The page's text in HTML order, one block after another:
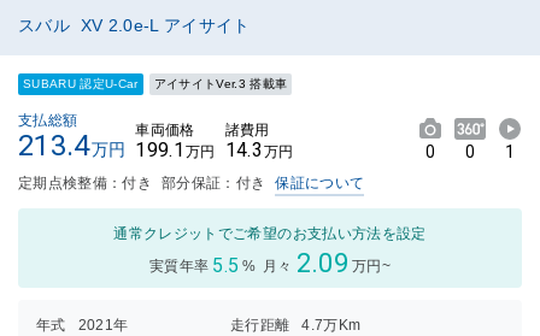
スバル XV 2.0e-L アイサイト
SUBARU 認定U-Car アイサイトVer.3 搭載車
支払総額
213.4万円
車両価格
199.1 万円
諸費用
14.3 万円 0 0 1
定期点検整備：付き 部分保証：付き 保証について
通常クレジットでご希望のお支払い方法を設定
実質年率 5.5 % 月々 2.09 万円~
年式 2021年 走行距離
4.7万Km